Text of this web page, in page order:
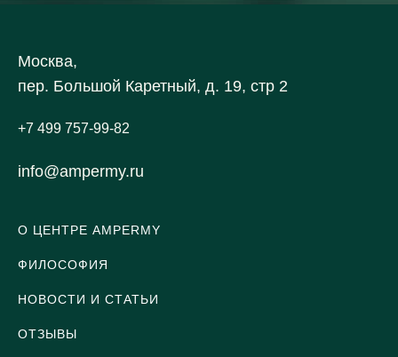
О ЦЕНТРЕ AMPERMY
ФИЛОСОФИЯ
НОВОСТИ И СТАТЬИ
ОТЗЫВЫ
Москва,
пер. Большой Каретный, д. 19, стр 2
+7 499 757-99-82
info@ampermy.ru